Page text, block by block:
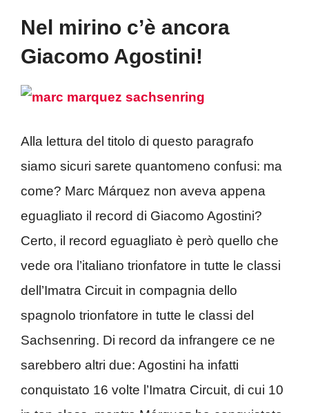
Nel mirino c’è ancora
Giacomo Agostini!
Alla lettura del titolo di questo paragrafo
siamo sicuri sarete quantomeno confusi: ma
come? Marc Márquez non aveva appena
eguagliato il record di Giacomo Agostini?
Certo, il record eguagliato è però quello che
vede ora l’italiano trionfatore in tutte le classi
dell’Imatra Circuit in compagnia dello
spagnolo trionfatore in tutte le classi del
Sachsenring. Di record da infrangere ce ne
sarebbero altri due: Agostini ha infatti
conquistato 16 volte l’Imatra Circuit, di cui 10